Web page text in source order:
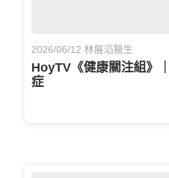
2026/06/12 林展滔醫生
HoyTV《健康關注組》
症